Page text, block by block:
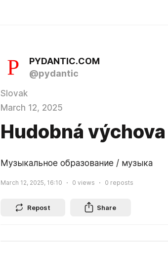
PYDANTIC.COM
@pydantic
Slovak
March 12, 2025
Hudobná
Музыкальное образование / музыка
March 12, 2025, 16:10 0 views 0 reposts
Repost Share